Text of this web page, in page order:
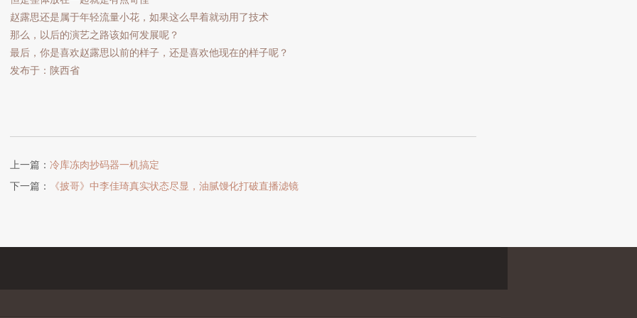
赵露思还是属于年轻流量小花，如果这么早着就动用了技术
那么，以后的演艺之路该如何发展呢？
最后，你是喜欢赵露思以前的样子，还是喜欢他现在的样子呢？
发布于：陕西省
上一篇： 冷库冻肉抄码器一机搞定
下一篇：
《披哥》中李佳琦真实状态尽显，油腻馒化打破直播滤镜